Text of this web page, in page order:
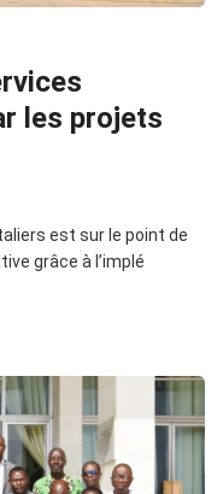
les projets
est sur le point de
grâce à l’implé